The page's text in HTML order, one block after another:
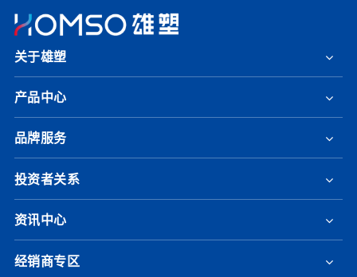
关于雄塑
产品中心
品牌服务
投资者关系
资讯中心
经销商专区